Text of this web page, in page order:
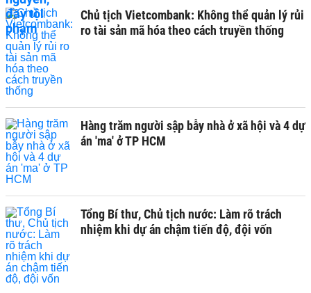
Chủ tịch Vietcombank: Không thể quản lý rủi
ro tài sản mã hóa theo cách truyền thống
Hàng trăm người sập bẫy nhà ở xã hội và 4 dự
án 'ma' ở TP HCM
Tổng Bí thư, Chủ tịch nước: Làm rõ trách
nhiệm khi dự án chậm tiến độ, đội vốn